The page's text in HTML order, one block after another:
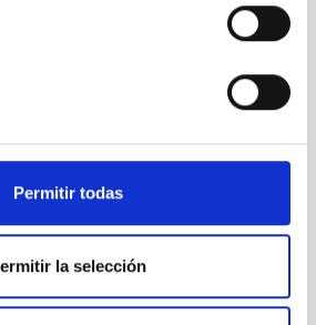
Permitir todas
la selección
de comunicación